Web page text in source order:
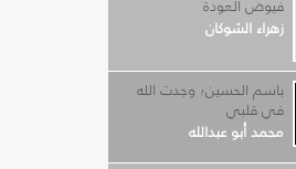
فيوض العودة
زهراء الشوكان
باسم الحسين؛ وجدت الله
في قلبي
محمد أبو عبدالله